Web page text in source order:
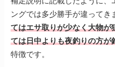
ングでは多少勝手が違ってき
てはエサ取りが少なく大物が
ては日中よりも夜釣りの方が
特徴です。